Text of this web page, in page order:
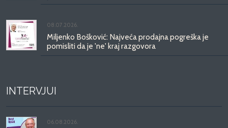
08.07.2026.
Miljenko Bošković: Najveća prodajna pogreška je
pomisliti da je 'ne' kraj razgovora
INTERVJUI
06.08.2026.